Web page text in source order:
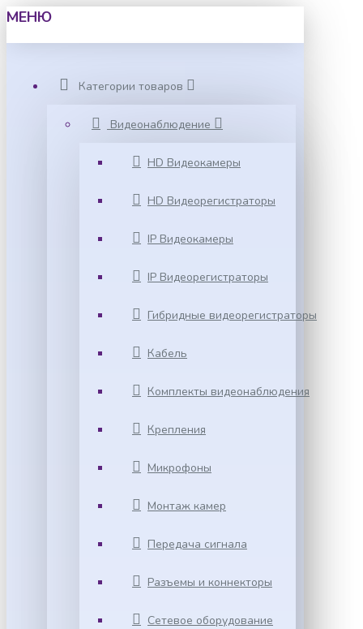
МЕНЮ
Категории товаров
Видеонаблюдение
HD Видеокамеры
HD Видеорегистраторы
IP Видеокамеры
IP Видеорегистраторы
Гибридные видеорегистраторы
Кабель
Комплекты видеонаблюдения
Крепления
Микрофоны
Монтаж камер
Передача сигнала
Разъемы и коннекторы
Сетевое оборудование